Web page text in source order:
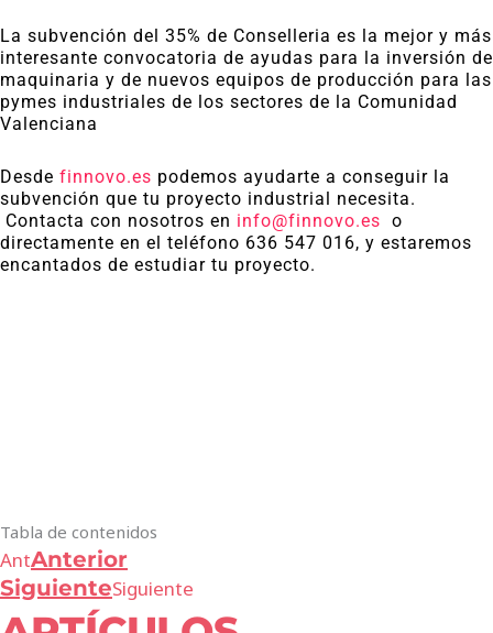
La subvención del 35% de Conselleria es la mejor y más
interesante convocatoria de ayudas para la inversión de
maquinaria y de nuevos equipos de producción para las
pymes industriales de los sectores de la Comunidad
Valenciana
Desde finnovo.es podemos ayudarte a conseguir la
subvención que tu proyecto industrial necesita.
Contacta con nosotros en info@finnovo.es o
directamente en el teléfono 636 547 016, y estaremos
encantados de estudiar tu proyecto.
Tabla de contenidos
AntAnterior
SiguienteSiguiente